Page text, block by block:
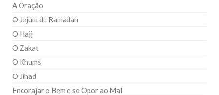
A Oração
O Jejum de Ramadan
O Hajj
O Zakat
O Khums
O Jihad
Encorajar o Bem e se Opor ao Mal